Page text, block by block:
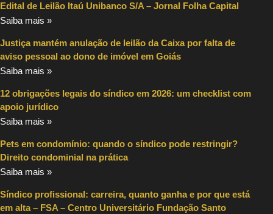
Edital de Leilão Itaú Unibanco S/A – Jornal Folha Capital
Saiba mais »
Justiça mantém anulação de leilão da Caixa por falta de
aviso pessoal ao dono de imóvel em Goiás
Saiba mais »
12 obrigações legais do síndico em 2026: um checklist com
apoio jurídico
Saiba mais »
Pets em condomínio: quando o síndico pode restringir?
Direito condominial na prática
Saiba mais »
Síndico profissional: carreira, quanto ganha e por que está
em alta – FSA – Centro Universitário Fundação Santo